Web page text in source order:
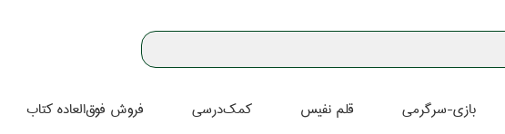
بازي-سرگرمي قلم نفيس كمك‌درسي فروش فوق‌العاده كتاب